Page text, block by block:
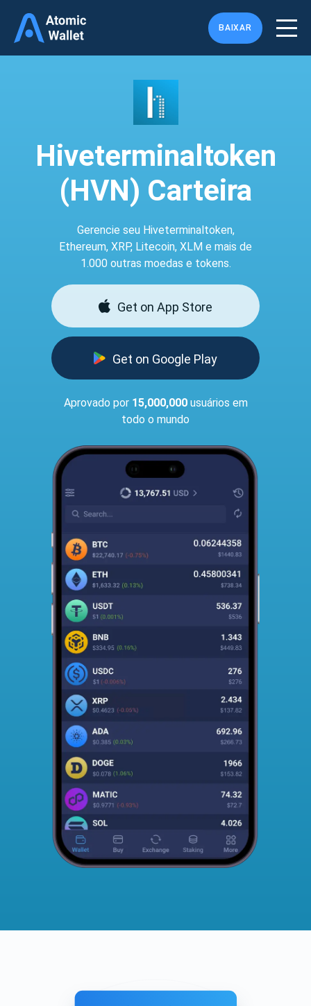
BAIXAR
Hiveterminaltoken
(HVN) Carteira
Gerencie seu Hiveterminaltoken,
Ethereum, XRP, Litecoin, XLM e mais de
1.000 outras moedas e tokens.
Get on App Store
Get on Google Play
Aprovado por 15,000,000usuários em
todo o mundo